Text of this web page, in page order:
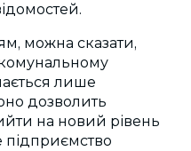
можна сказати,
комунальному
лише
дозволить
на новий рівень
підприємство